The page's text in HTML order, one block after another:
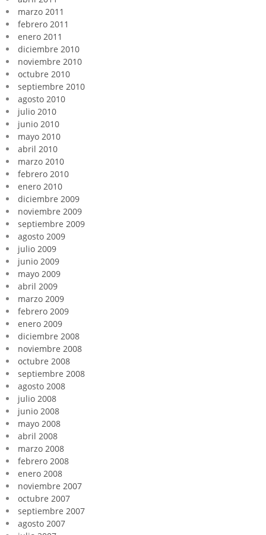
marzo 2011
febrero 2011
enero 2011
diciembre 2010
noviembre 2010
octubre 2010
septiembre 2010
agosto 2010
julio 2010
junio 2010
mayo 2010
abril 2010
marzo 2010
febrero 2010
enero 2010
diciembre 2009
noviembre 2009
septiembre 2009
agosto 2009
julio 2009
junio 2009
mayo 2009
abril 2009
marzo 2009
febrero 2009
enero 2009
diciembre 2008
noviembre 2008
octubre 2008
septiembre 2008
agosto 2008
julio 2008
junio 2008
mayo 2008
abril 2008
marzo 2008
febrero 2008
enero 2008
noviembre 2007
octubre 2007
septiembre 2007
agosto 2007